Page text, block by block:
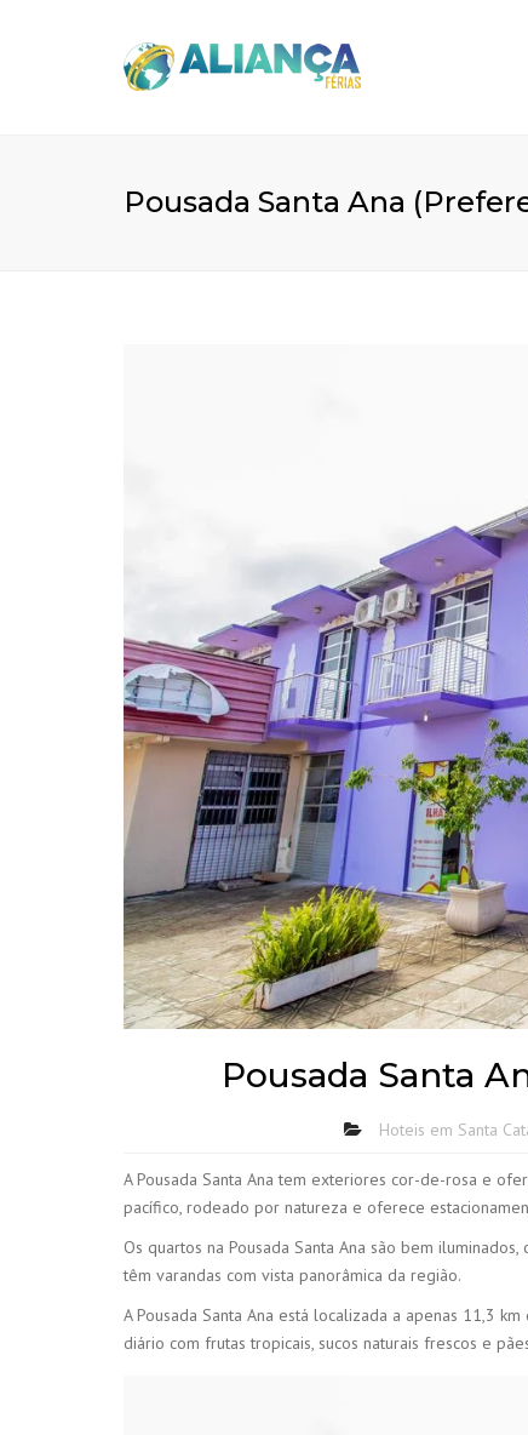
Pousada Santa Ana
Pousada Santa
Hoteis em Santa
A Pousada Santa Ana tem exteriores cor-de-rosa e
pacífico, rodeado por natureza e oferece
Os quartos na Pousada Santa Ana são bem
têm varandas com vista panorâmica da região.
A Pousada Santa Ana está localizada a apenas 11,3
diário com frutas tropicais, sucos naturais frescos e